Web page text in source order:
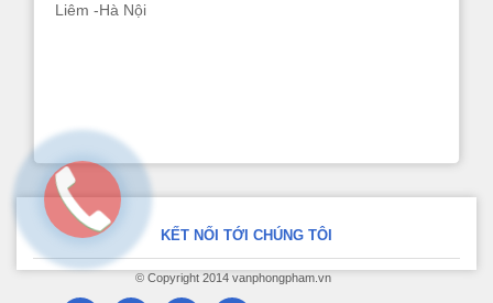
Liêm -Hà Nội
KẾT NỐI TỚI CHÚNG TÔI
© Copyright 2014 vanphongpham.vn